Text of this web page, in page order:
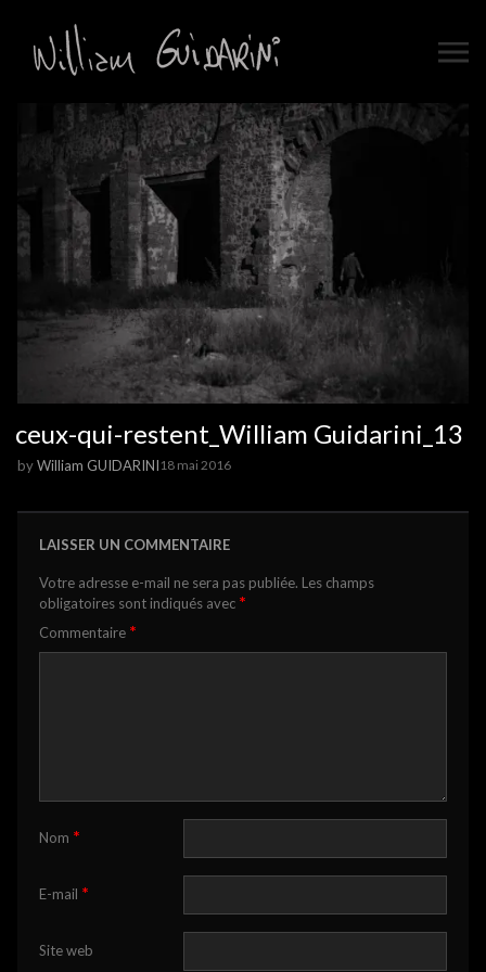
ceux-qui-restent_William Guidarini_13
byWilliam GUIDARINI 18 mai 2016
LAISSER UN COMMENTAIRE
Votre adresse e-mail ne sera pas publiée. Les champs
obligatoires sont indiqués avec *
Commentaire *
Nom *
E-mail *
Site web